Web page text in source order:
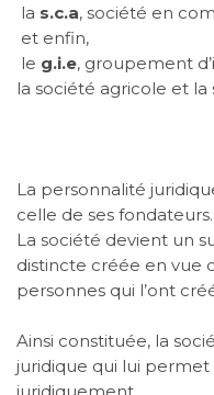
la s.c.a, société en
et enfin,
le g.i.e, groupement
la société agricole et
La personnalité
celle de ses fondateurs.
La société devient un
distincte créée en vue
personnes qui l’ont
Ainsi constituée, la
juridique qui lui